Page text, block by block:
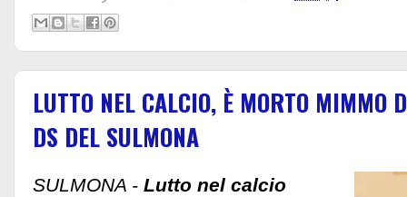
LUTTO NEL CALCIO, È MORTO MIMMO
DS DEL SULMONA
SULMONA - Lutto nel calcio